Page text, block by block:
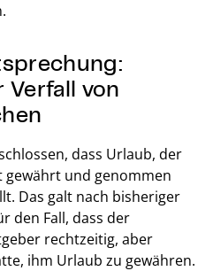
von
dass Urlaub, der
gewährt und genommen
Das galt nach bisheriger
den Fall, dass der
rechtzeitig, aber
ihm Urlaub zu gewähren.